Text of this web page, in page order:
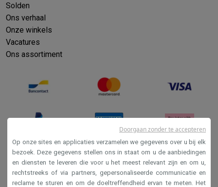
Solden
Ons verhaal
Onze winkels
Vacatures
Ons assortiment
Verkoopsvoorwaarden
Privacy
Op onze sites en applicaties verzamelen we gegevens over u bij elk
bezoek. Deze gegevens stellen ons in staat om u de aanbiedingen
en diensten te leveren die voor u het meest relevant zijn en om u,
rechtstreeks of via partners, gepersonaliseerde communicatie en
reclame te sturen en om de doeltreffendheid ervan te meten. Het
Doorgaan zonder te accepteren